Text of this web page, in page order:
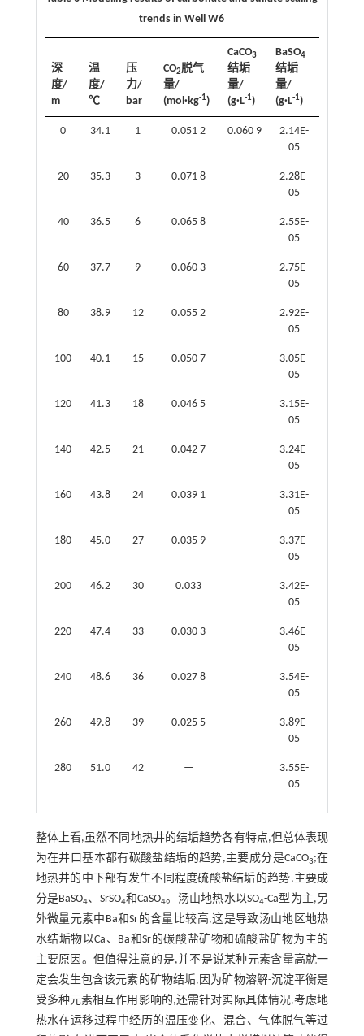
trends in Well W6
深
度/
m
温
度/
℃
压
力/
bar
CO2脱气
量/
(mol·kg-1)
CaCO3
结垢
量/
(g·L-1)
BaSO4
结垢
量/
(g·L-1)
0 34.1 1 0.051 2 0.060 9
2.14E-
05
20 35.3 3 0.071 8
2.28E-
05
40 36.5 6 0.065 8
2.55E-
05
60 37.7 9 0.060 3
2.75E-
05
80 38.9 12 0.055 2
2.92E-
05
100 40.1 15 0.050 7
3.05E-
05
120 41.3 18 0.046 5
3.15E-
05
140 42.5 21 0.042 7
3.24E-
05
160 43.8 24 0.039 1
3.31E-
05
180 45.0 27 0.035 9
3.37E-
05
200 46.2 30 0.033
3.42E-
05
220 47.4 33 0.030 3
3.46E-
05
240 48.6 36 0.027 8
3.54E-
05
260 49.8 39 0.025 5
3.89E-
05
280 51.0 42 —
3.55E-
05
整体上看,虽然不同地热井的结垢趋势各有特点,但总体表现
为在井口基本都有碳酸盐结垢的趋势,主要成分是CaCO3;在
地热井的中下部有发生不同程度硫酸盐结垢的趋势,主要成
分是BaSO4、SrSO4和CaSO4。汤山地热水以SO4-Ca型为主,另
外微量元素中Ba和Sr的含量比较高,这是导致汤山地区地热
水结垢物以Ca、Ba和Sr的碳酸盐矿物和硫酸盐矿物为主的
主要原因。但值得注意的是,并不是说某种元素含量高就一
定会发生包含该元素的矿物结垢,因为矿物溶解-沉淀平衡是
受多种元素相互作用影响的,还需针对实际具体情况,考虑地
热水在运移过程中经历的温压变化、混合、气体脱气等过